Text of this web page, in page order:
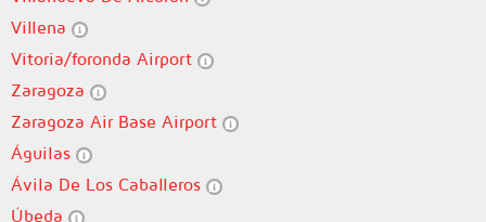
Villena
Vitoria/foronda Airport
Zaragoza
Zaragoza Air Base Airport
Águilas
Ávila De Los Caballeros
Úbeda